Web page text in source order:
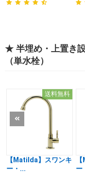
★ 半埋め・上置き
（単水栓）
送料無料
【Matilda】スワンキ
ー・...
ー